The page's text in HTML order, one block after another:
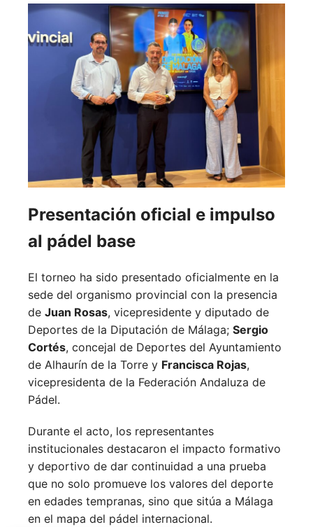
Presentación oficial e impulso
al pádel base
El torneo ha sido presentado oficialmente en la
sede del organismo provincial con la presencia
de Juan Rosas, vicepresidente y diputado de
Deportes de la Diputación de Málaga; Sergio
Cortés, concejal de Deportes del Ayuntamiento
de Alhaurín de la Torre y Francisca Rojas,
vicepresidenta de la Federación Andaluza de
Pádel.
Durante el acto, los representantes
institucionales destacaron el impacto formativo
y deportivo de dar continuidad a una prueba
que no solo promueve los valores del deporte
en edades tempranas, sino que sitúa a Málaga
en el mapa del pádel internacional.